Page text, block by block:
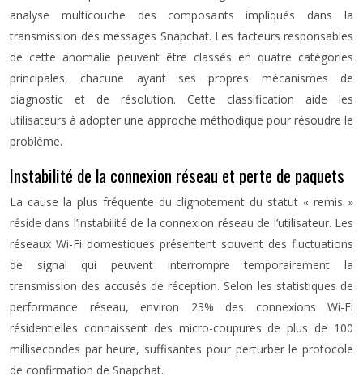
analyse multicouche des composants impliqués dans la
transmission des messages Snapchat. Les facteurs responsables
de cette anomalie peuvent être classés en quatre catégories
principales, chacune ayant ses propres mécanismes de
diagnostic et de résolution. Cette classification aide les
utilisateurs à adopter une approche méthodique pour résoudre le
problème.
Instabilité de la connexion réseau et perte de paquets
La cause la plus fréquente du clignotement du statut « remis »
réside dans l’instabilité de la connexion réseau de l’utilisateur. Les
réseaux Wi-Fi domestiques présentent souvent des fluctuations
de signal qui peuvent interrompre temporairement la
transmission des accusés de réception. Selon les statistiques de
performance réseau, environ 23% des connexions Wi-Fi
résidentielles connaissent des micro-coupures de plus de 100
millisecondes par heure, suffisantes pour perturber le protocole
de confirmation de Snapchat.